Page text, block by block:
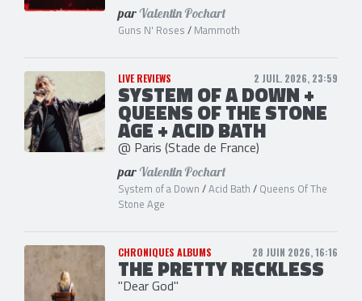
par Valentin Pochart
Guns N' Roses / Mammoth
LIVE REVIEWS 2 JUIL. 2026, 23:59
SYSTEM OF A DOWN +
QUEENS OF THE STONE
AGE + ACID BATH
@ Paris (Stade de France)
par Valentin Pochart
System of a Down /Acid Bath / Queens Of The
Stone Age
CHRONIQUES ALBUMS 28 JUIN 2026, 16:16
THE PRETTY RECKLESS
"Dear God"